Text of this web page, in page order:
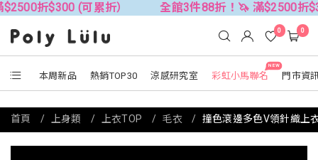
(可累折） 全館3件88折！🦄 滿$2500折$300 (可累
本周新品 熱銷TOP30 涼感研究室
NEW
彩虹小馬聯名 門市資
0 0
首頁 上身類 上衣TOP 毛衣 撞色滾邊多色V領針織上